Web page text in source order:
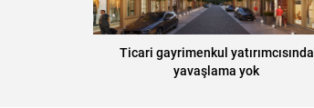
Ticari gayrimenkul yatırımcısında
yavaşlama yok